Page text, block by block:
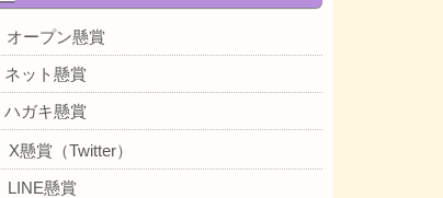
オープン懸賞
ネット懸賞
ハガキ懸賞
X懸賞（Twitter）
LINE懸賞